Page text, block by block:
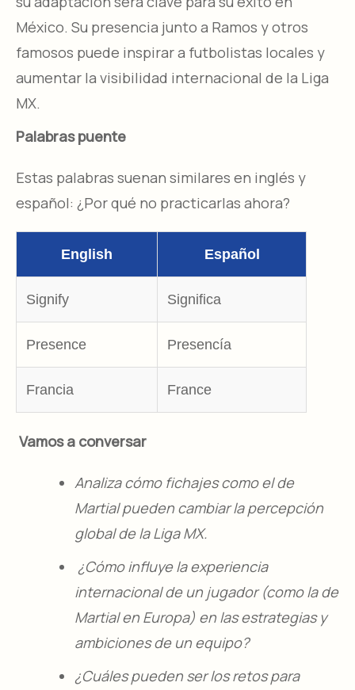
México. Su presencia junto a Ramos y otros
famosos puede inspirar a futbolistas locales y
aumentar la visibilidad internacional de la Liga
MX.
Palabras puente
Estas palabras suenan similares en inglés y
español: ¿Por qué no practicarlas ahora?
English Español
Signify Significa
Presence Presencía
Francia France
Vamos a conversar
Analiza cómo fichajes como el de
Martial pueden cambiar la percepción
global de la Liga MX.
¿Cómo influye la experiencia
internacional de un jugador (como la de
Martial en Europa) en las estrategias y
ambiciones de un equipo?
¿Cuáles pueden ser los retos para